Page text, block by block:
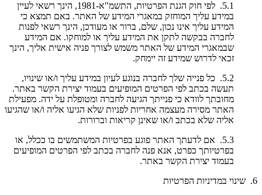
5.1. לפי חוק הגנת הפרטיות, התשמ"א-1981, הינך רשאי לעיין
במידע עליך המוחזק במאגרי המידע של האתר. באם תמצא כי
המידע עליך אינו נכון, שלם, ברור או מעודכן, הינך רשאי לפנות
לחברה בבקשה לתקן את המידע עליך או למוחקו. אם המידע
שבמאגרי המידע של האתר משמש לצורך פניה אישית אליך, הינך
זכאי לדרוש שמידע זה יימחק.
5.2. כל פנייה שלך לחברה בנוגע לעיון במידע עליך ו/או שינויו,
תעשה בכתב לפי הפרטים המופיעים בעמוד יצירת הקשר באתר.
מחובתך לוודא כי פנייתך הגיעה לחברה ומטופלת על ידה. מפעילת
האתר מסירה מעצמה אחריות לפניות שלא הגיעו אליה ו/או שהגיעו
אליה שלא בכתב ו/או שאינן קריאות וברורות.
5.3. אם לדעתך האתר פוגע בפרטיות המשתמשים בו ככלל, או
בפרטיותך כפרט, אנא פנה לחברה בכתב לפי הפרטים המופיעים
בעמוד יצירת הקשר באתר.
6. שינוי במדיניות הפרטיות